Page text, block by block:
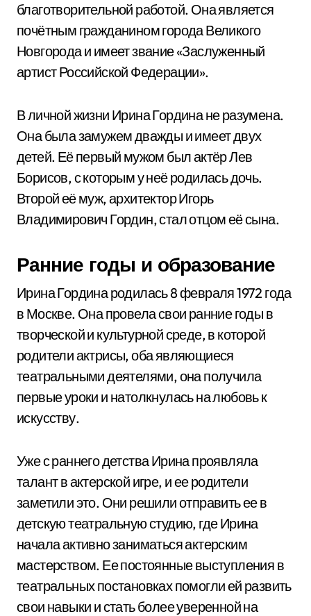
благотворительной работой. Она является
почётным гражданином города Великого
Новгорода и имеет звание «Заслуженный
артист Российской Федерации».
В личной жизни Ирина Гордина не разумена.
Она была замужем дважды и имеет двух
детей. Её первый мужом был актёр Лев
Борисов, с которым у неё родилась дочь.
Второй её муж, архитектор Игорь
Владимирович Гордин, стал отцом её сына.
Ранние годы и образование
Ирина Гордина родилась 8 февраля 1972 года
в Москве. Она провела свои ранние годы в
творческой и культурной среде, в которой
родители актрисы, оба являющиеся
театральными деятелями, она получила
первые уроки и натолкнулась на любовь к
искусству.
Уже с раннего детства Ирина проявляла
талант в актерской игре, и ее родители
заметили это. Они решили отправить ее в
детскую театральную студию, где Ирина
начала активно заниматься актерским
мастерством. Ее постоянные выступления в
театральных постановках помогли ей развить
свои навыки и стать более уверенной на